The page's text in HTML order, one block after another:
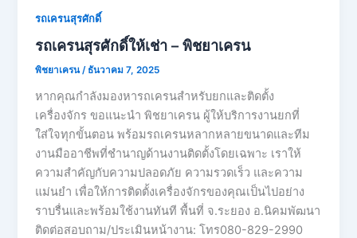
รถเครนสุรศักดิ์
รถเครนสุรศักดิ์ให้เช่า – พิชยาเครน
พิชยาเครน/ ธันวาคม 7, 2025
หากคุณกำลังมองหารถเครนสำหรับยกและติดตั้ง
เครื่องจักร ขอแนะนำ พิชยาเครน ผู้ให้บริการงานยกที่
ใส่ใจทุกขั้นตอน พร้อมรถเครนหลากหลายขนาดและทีม
งานมืออาชีพที่ชำนาญด้านงานติดตั้งโดยเฉพาะ เราให้
ความสำคัญกับความปลอดภัย ความรวดเร็ว และความ
แม่นยำ เพื่อให้การติดตั้งเครื่องจักรของคุณเป็นไปอย่าง
ราบรื่นและพร้อมใช้งานทันที พื้นที่ จ.ระยอง อ.นิคมพัฒนา
ติดต่อสอบถาม/ประเมินหน้างาน: โทร080-829-2990